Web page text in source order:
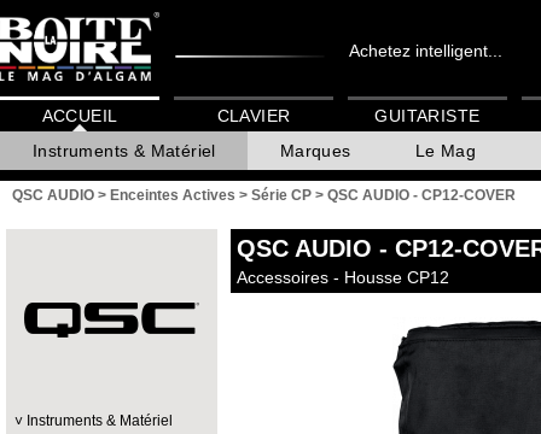
Achetez intelligent...
ACCUEIL
Instruments & Matériel
Marques Le Mag
CLAVIER GUITARISTE
QSC AUDIO > Enceintes Actives > Série CP > QSC AUDIO - CP12-COVER
Instruments & Matériel
QSC AUDIO - CP12-
Accessoires - Housse CP12